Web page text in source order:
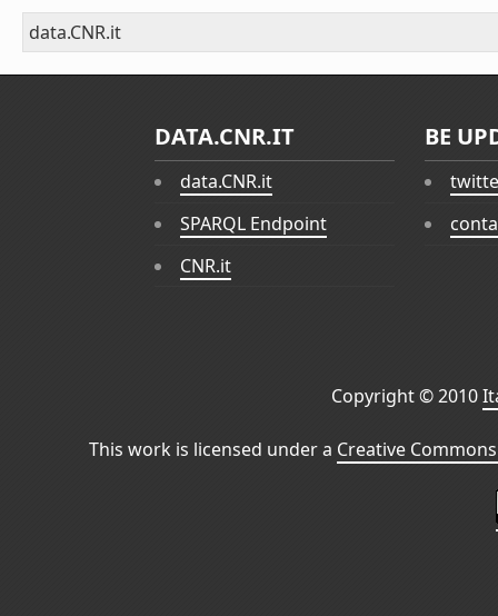
data.CNR.it
DATA.CNR.IT
data.CNR.it
SPARQL Endpoint
CNR.it
BE
Copyright © 2010
This work is licensed under a Creative